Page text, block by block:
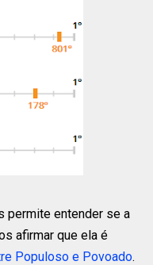
permite entender se a
afirmar que ela é
Populoso e Povoado.